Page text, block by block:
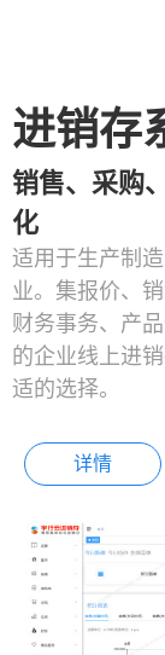
进销存
销售、采购
化
适用于生产制
业。集报价、
财务事务、产
的企业线上进
适的选择。
详情